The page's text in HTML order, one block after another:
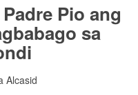
Pio ang
sa
Alcasid